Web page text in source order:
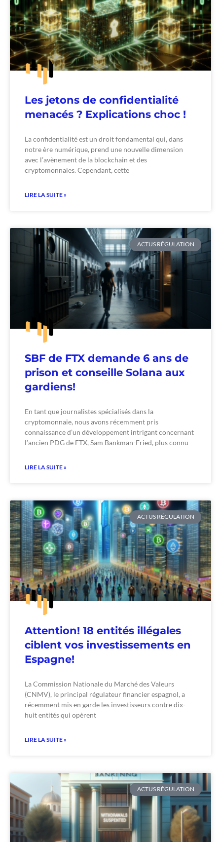
Les jetons de confidentialité
menacés ? Explications choc !
La confidentialité est un droit fondamental qui, dans
notre ère numérique, prend une nouvelle dimension
avec l’avènement de la blockchain et des
cryptomonnaies. Cependant, cette
LIRE LA SUITE »
ACTUS RÉGULATION
SBF de FTX demande 6 ans de
prison et conseille Solana aux
gardiens!
En tant que journalistes spécialisés dans la
cryptomonnaie, nous avons récemment pris
connaissance d’un développement intrigant concernant
l’ancien PDG de FTX, Sam Bankman-Fried, plus connu
LIRE LA SUITE »
ACTUS RÉGULATION
Attention! 18 entités illégales
ciblent vos investissements en
Espagne!
La Commission Nationale du Marché des Valeurs
(CNMV), le principal régulateur financier espagnol, a
récemment mis en garde les investisseurs contre dix-
huit entités qui opèrent
LIRE LA SUITE »
ACTUS RÉGULATION